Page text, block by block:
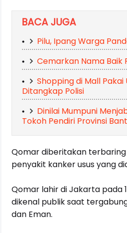
BACA JUGA
Pilu, Ipang Warga
Cemarkan Nama Baik
Shopping di Mall
Ditangkap Polisi
Dinilai Mumpuni
Tokoh Pendiri Provinsi
Qomar diberitakan
penyakit kanker usus yang
Qomar lahir di Jakarta pada
dikenal publik saat
dan Eman.